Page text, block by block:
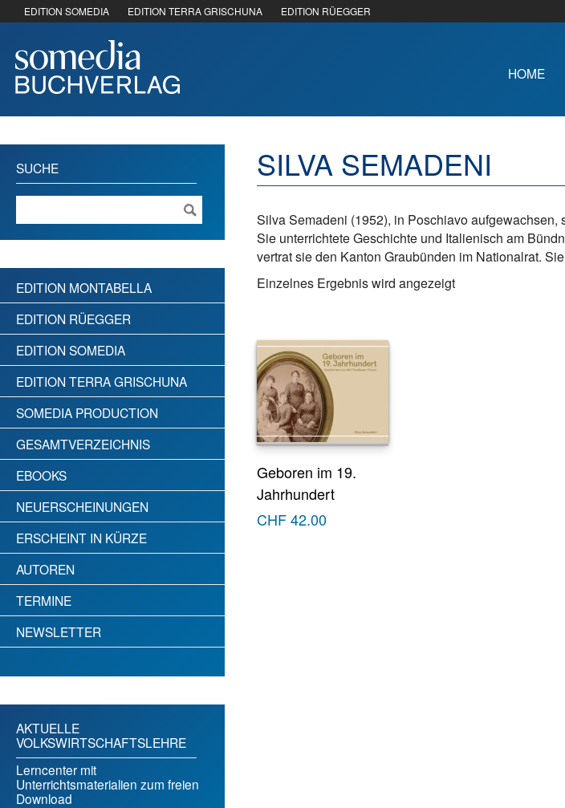
EDITION SOMEDIA EDITION TERRA GRISCHUNA EDITION RÜEGGER
HOME
SILVA SEMADENI
Silva Semadeni (1952), in Poschiavo
Sie unterrichtete Geschichte und Italienisch am
vertrat sie den Kanton Graubünden im Nationalrat.
Einzelnes Ergebnis wird angezeigt
Geboren im 19.
Jahrhundert
CHF42.00
SUCHE
EDITION MONTABELLA
EDITION RÜEGGER
EDITION SOMEDIA
EDITION TERRA GRISCHUNA
SOMEDIA PRODUCTION
GESAMTVERZEICHNIS
EBOOKS
NEUERSCHEINUNGEN
ERSCHEINT IN KÜRZE
AUTOREN
TERMINE
NEWSLETTER
AKTUELLE
VOLKSWIRTSCHAFTSLEHRE
Lerncenter mit
Unterrichtsmaterialien zum freien
Download